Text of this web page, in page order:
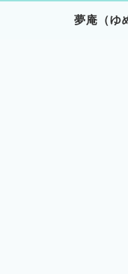
夢庵（ゆ